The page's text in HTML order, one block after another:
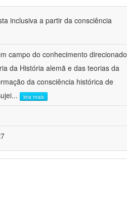
inclusiva a partir da consciência
campo do conhecimento direcionado
da História alemã e das teorias da
da consciência histórica de
... leia mais